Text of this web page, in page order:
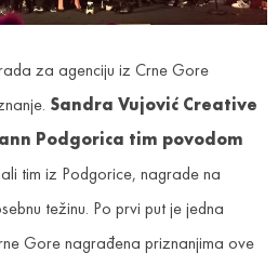
za agenciju iz Crne Gore
Sandra Vujović Creative
Podgorica tim povodom
tim iz Podgorice, nagrade na
težinu. Po prvi put je jedna
Gore nagrađena priznanjima ove